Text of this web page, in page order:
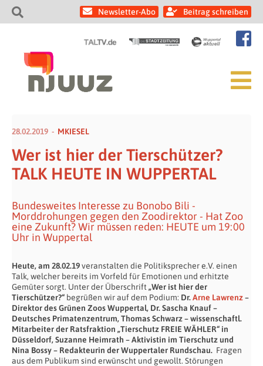
Newsletter-Abo Beitrag schreiben
28.02.2019 MKIESEL
Wer ist hier der Tierschützer?
TALK HEUTE IN WUPPERTAL
Bundesweites Interesse zu Bonobo Bili -
Morddrohungen gegen den Zoodirektor - Hat Zoo
eine Zukunft? Wir müssen reden: HEUTE um 19:00
Uhr in Wuppertal
Heute, am 28.02.19veranstalten die Politiksprecher e.V. einen
Talk, welcher bereits im Vorfeld für Emotionen und erhitzte
Gemüter sorgt. Unter der Überschrift „Wer ist hier der
Tierschützer?“ begrüßen wir auf dem Podium: Dr.Arne Lawrenz–
Direktor des Grünen Zoos Wuppertal, Dr. Sascha Knauf –
Deutsches Primatenzentrum, Thomas Schwarz – wissenschaftl.
Mitarbeiter der Ratsfraktion „Tierschutz FREIE WÄHLER“ in
Düsseldorf, Suzanne Heimrath – Aktivistin im Tierschutz und
Nina Bossy – Redakteurin der Wuppertaler Rundschau. Fragen
aus dem Publikum sind erwünscht und gewollt. Störungen